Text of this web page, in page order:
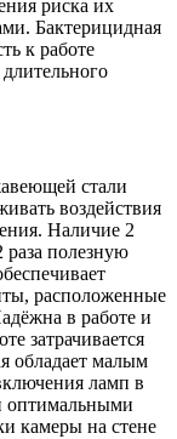
риска их
Бактерицидная
к работе
стали
воздействия
Наличие 2
раза полезную
расположенные
в работе и
затрачивается
обладает малым
ламп в
оптимальными
камеры на стене